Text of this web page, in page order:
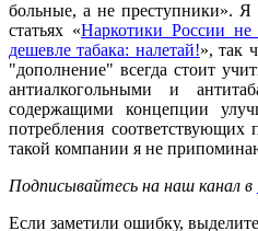
больные, а не преступники». Я
статьях «Наркотики России
дешевле табака: налетай!», так
"дополнение" всегда стоит
антиалкогольными и
содержащими концепции
потребления
такой компании я не
Подписывайтесь на наш канал в
Если заметили ошибку,